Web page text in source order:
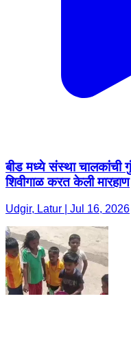
बीड मध्ये संस्था चालकांची
शिवीगाळ करत केली मारहाण
Udgir, Latur | Jul 16, 2026